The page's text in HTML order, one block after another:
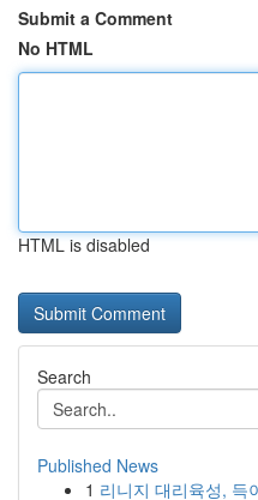
Submit a Comment
No HTML
HTML is disabled
Search
Published News
1 리니지 대리육성, 득